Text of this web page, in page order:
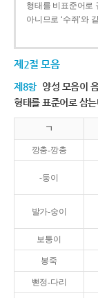
형태를 비표준어로
아니므로 ‘수쥐’와
제2절 모음
제8항 양성 모음이
형태를 표준어로 삼
ㄱ
깡충-깡충
-둥이
발가-숭이
보퉁이
봉죽
뻗정-다리